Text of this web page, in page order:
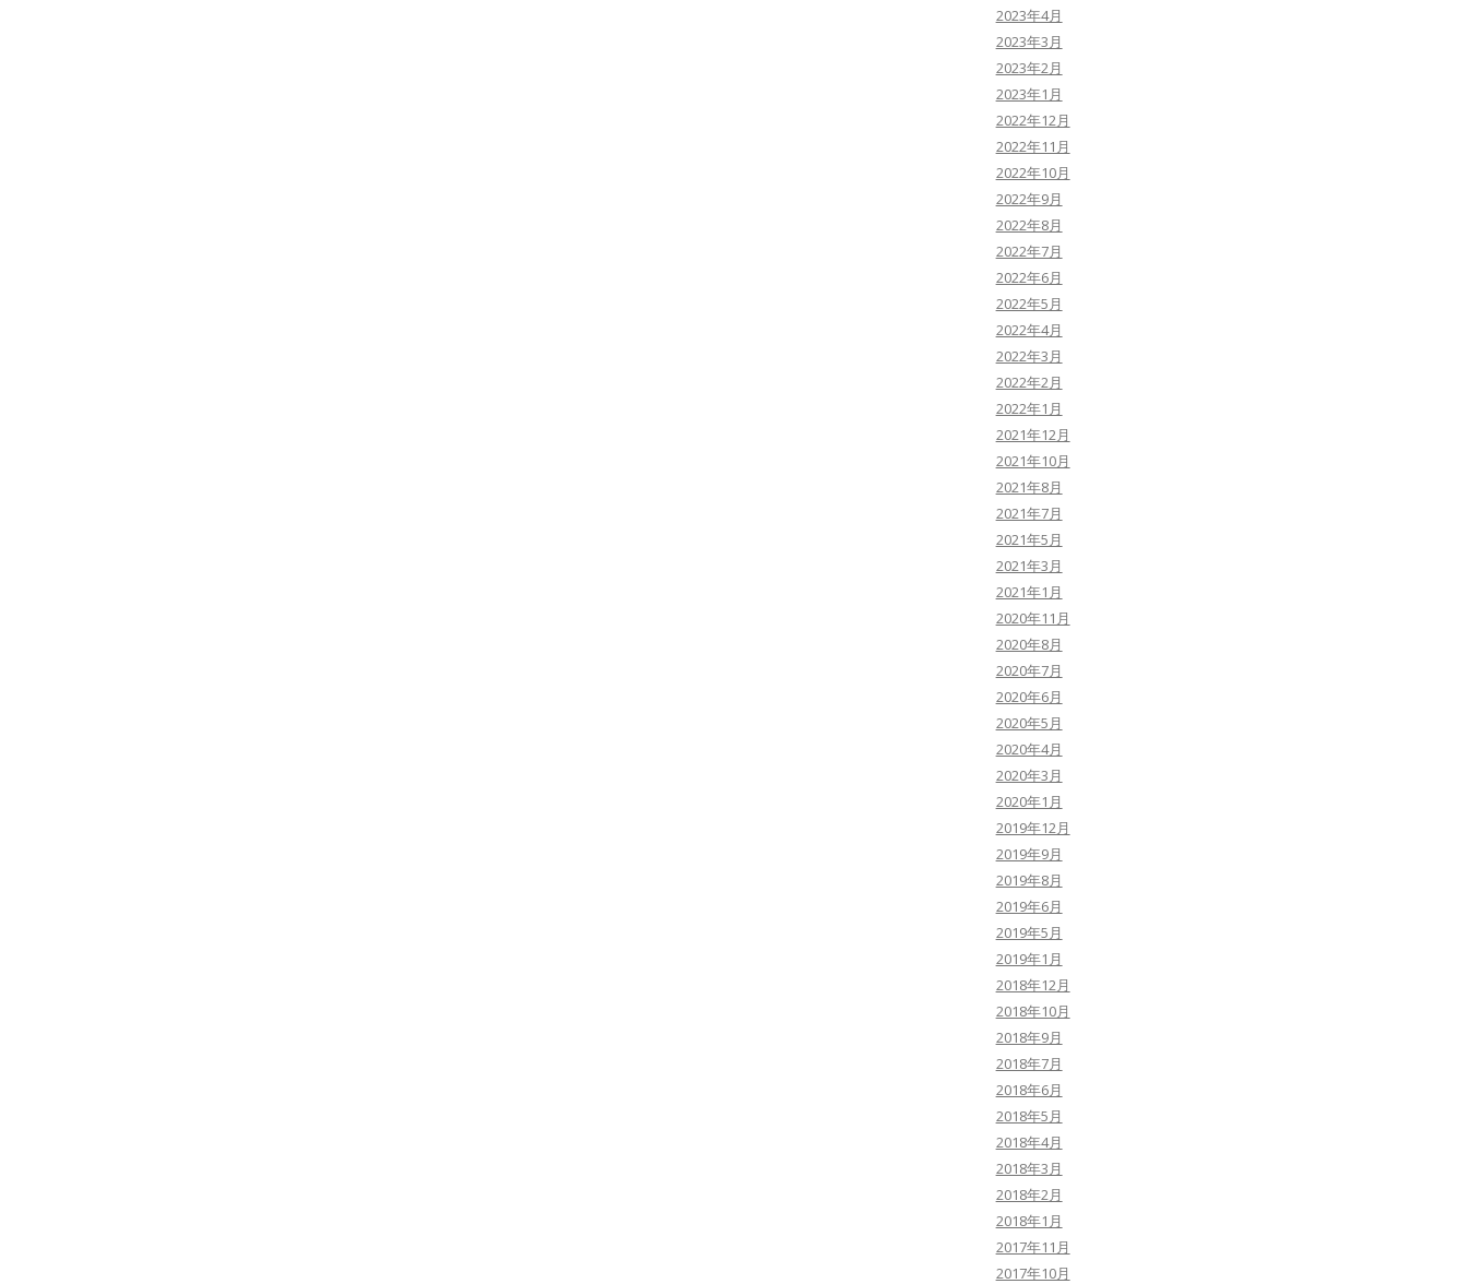
2023年4月
2023年3月
2023年2月
2023年1月
2022年12月
2022年11月
2022年10月
2022年9月
2022年8月
2022年7月
2022年6月
2022年5月
2022年4月
2022年3月
2022年2月
2022年1月
2021年12月
2021年10月
2021年8月
2021年7月
2021年5月
2021年3月
2021年1月
2020年11月
2020年8月
2020年7月
2020年6月
2020年5月
2020年4月
2020年3月
2020年1月
2019年12月
2019年9月
2019年8月
2019年6月
2019年5月
2019年1月
2018年12月
2018年10月
2018年9月
2018年7月
2018年6月
2018年5月
2018年4月
2018年3月
2018年2月
2018年1月
2017年11月
2017年10月